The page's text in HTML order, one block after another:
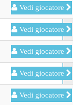
Vedi giocatore
Vedi giocatore
Vedi giocatore
Vedi giocatore
Vedi giocatore